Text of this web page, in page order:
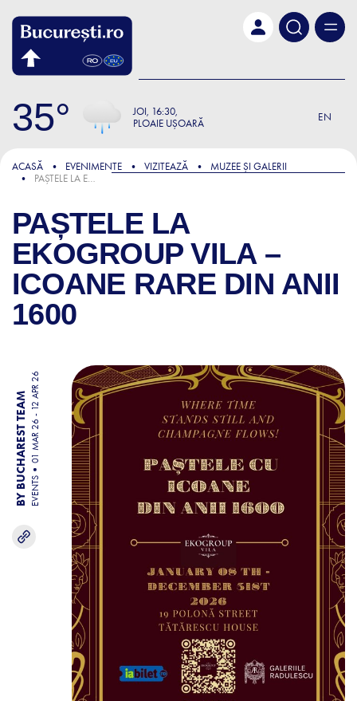
35 JOI 16:30
PLOAIE UȘOARĂ
EN
ACASĂ EVENIMENTE VIZITEAZĂ
MUZEE ȘI GALERII
PAȘTELE LA EKOGROUP VILA – ICOANE RARE DIN ANII 1600
PAȘTELE LA
EKOGROUP VILA –
ICOANE RARE DIN ANII
1600
BY BUCHAREST TEAM EVENTS
01 MAR 26 - 12 APR 26